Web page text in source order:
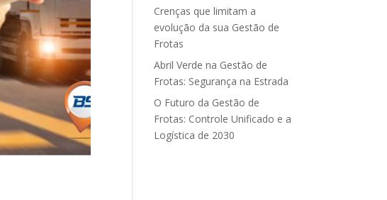
Crenças que limitam a
evolução da sua Gestão de
Frotas
Abril Verde na Gestão de
Frotas: Segurança na Estrada
O Futuro da Gestão de
Frotas: Controle Unificado e a
Logística de 2030